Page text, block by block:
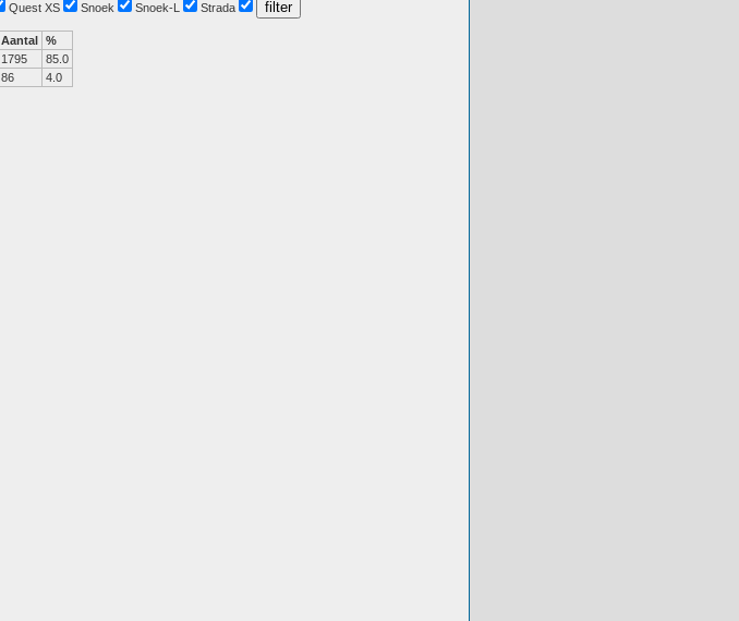
Quest XS Snoek Snoek-L Strada
Aantal %
1795
85.0
86 4.0